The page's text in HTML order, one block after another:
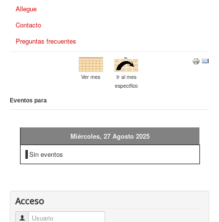
Allegue
Contacto
Preguntas frecuentes
Ver mes
Ir al mes
específico
Eventos para
Miércoles, 27 Agosto 2025
Sin eventos
Acceso
Usuario